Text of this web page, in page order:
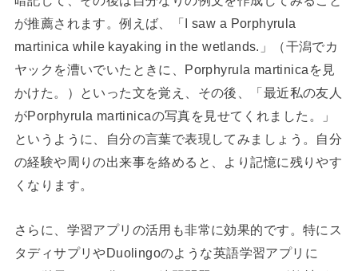
が推薦されます。例えば、「I saw a Porphyrula
martinica while kayaking in the wetlands.」（干潟でカ
ヤックを漕いでいたときに、Porphyrula martinicaを見
かけた。）といった文を覚え、その後、「最近私の友人
がPorphyrula martinicaの写真を見せてくれました。」
というように、自分の言葉で表現してみましょう。自分
の経験や周りの出来事を絡めると、より記憶に残りやす
くなります。
さらに、学習アプリの活用も非常に効果的です。特にス
タディサプリやDuolingoのような英語学習アプリに